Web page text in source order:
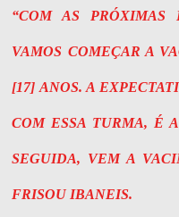
“COM AS PRÓXIMAS
VAMOS COMEÇAR A
[17] ANOS. A
COM ESSA TURMA, É
SEGUIDA, VEM A
FRISOU IBANEIS.